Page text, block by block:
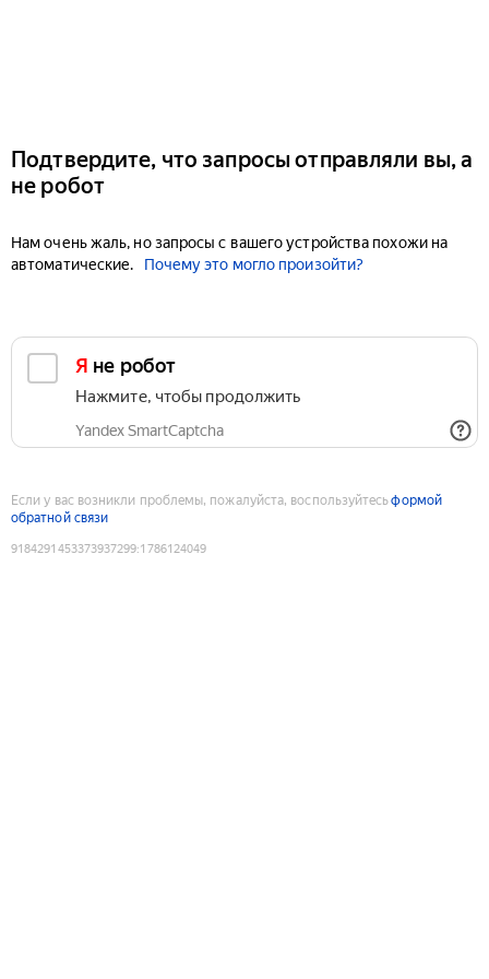
Подтвердите, что запросы отправляли вы, а
не робот
Нам очень жаль, но запросы с вашего устройства похожи на
автоматические.
Почему это могло произойти?
Я не робот
Нажмите, чтобы продолжить
Yandex SmartCaptcha
Если у вас возникли проблемы, пожалуйста, воспользуйтесьформой
обратной связи
9184291453373937299:1786124049